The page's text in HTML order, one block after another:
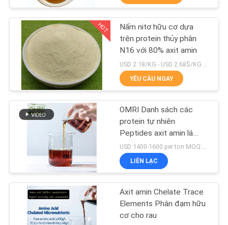
THAM
QUAN
NHÀ
MÁY
KIỂM
CHẤT
LƯỢNG
LIÊN
pepton
Collagen Peptide
30
HOT
Nấm nitơ hữu cơ dựa
trên protein thủy phân
N16 với 80% axit amin
YÊU CẦU NGAY
OMRI Danh sách các
protein tự nhiên
Peptides axit amin lá
phân bón hữu cơ lỏng
50% để hấp thụ chất dinh
dưỡng
USD 1400-1600 per ton MOQ:1 tấn
LIÊN LẠC
Axit amin Chelate Trace
Elements Phân đạm hữu
cơ cho rau